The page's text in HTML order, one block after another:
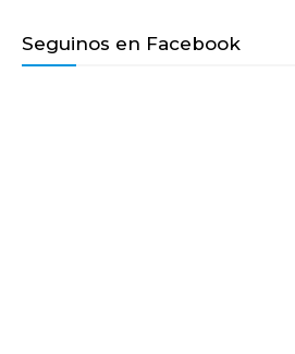
Seguinos en Facebook